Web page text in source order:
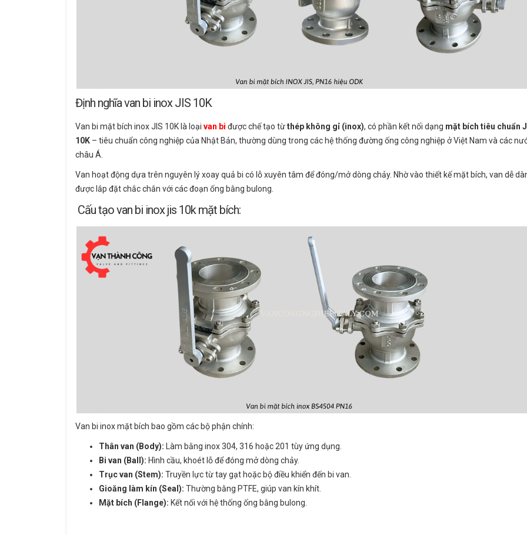
Định nghĩa van bi inox JIS 10K
Van bi mặt bích inox JIS 10K là loại van bi được chế tạo từthép không gỉ (inox), có phần kết nối dạng mặt bích tiêu chuẩn
10K – tiêu chuẩn công nghiệp của Nhật Bản, thường dùng trong các hệ thống đường ống công nghiệp ở Việt Nam và các
châu Á.
Van hoạt động dựa trên nguyên lý xoay quả bi có lỗ xuyên tâm để đóng/mở dòng chảy. Nhờ vào thiết kế mặt bích, van dễ
được lắp đặt chắc chắn với các đoạn ống bằng bulong.
Cấu tạo van bi inox jis 10k mặt bích:
Van bi inox mặt bích bao gồm các bộ phận chính:
Thân van (Body): Làm bằng inox 304, 316 hoặc 201 tùy ứng dụng.
Bi van (Ball): Hình cầu, khoét lỗ để đóng mở dòng chảy.
Trục van (Stem): Truyền lực từ tay gạt hoặc bộ điều khiển đến bi van.
Gioăng làm kín (Seal): Thường bằng PTFE, giúp van kín khít.
Mặt bích (Flange): Kết nối với hệ thống ống bằng bulong.